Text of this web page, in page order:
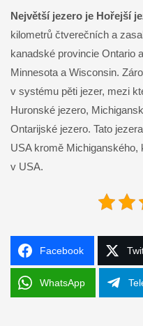
Největší jezero je Hořejší
kilometrů čtverečních a
kanadské provincie Ontario
Minnesota a Wisconsin.
v systému pěti jezer, mezi
Huronské jezero,
Ontarijské jezero. Tato
USA kromě Michiganského,
v USA.
Facebook
WhatsApp